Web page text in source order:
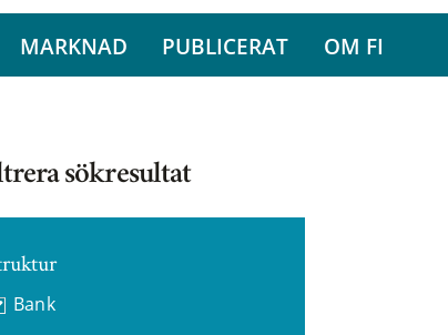
MARKNAD PUBLICERAT OM FI
sökresultat
Bank